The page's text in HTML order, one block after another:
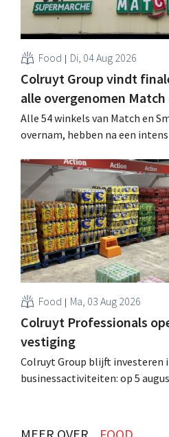
Food Di, 04 Aug 2026
Colruyt Group vindt
alle overgenomen
Alle 54 winkels van Match en
overnam, hebben na een
Al is die bestemming voor
Food Ma, 03 Aug 2026
Colruyt Professionals
vestiging
Colruyt Group blijft investeren
businessactiviteiten: op 5
klanten. .